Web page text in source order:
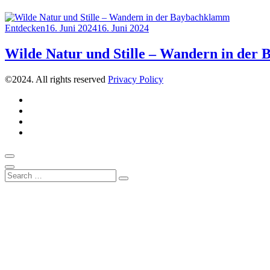
Category
EntdeckenPosted
16. Juni 202416. Juni 2024
Wilde Natur und Stille – Wandern in der
©2024. All rights reserved Privacy Policy
Scroll
to
top
Close
Search
for:
Search